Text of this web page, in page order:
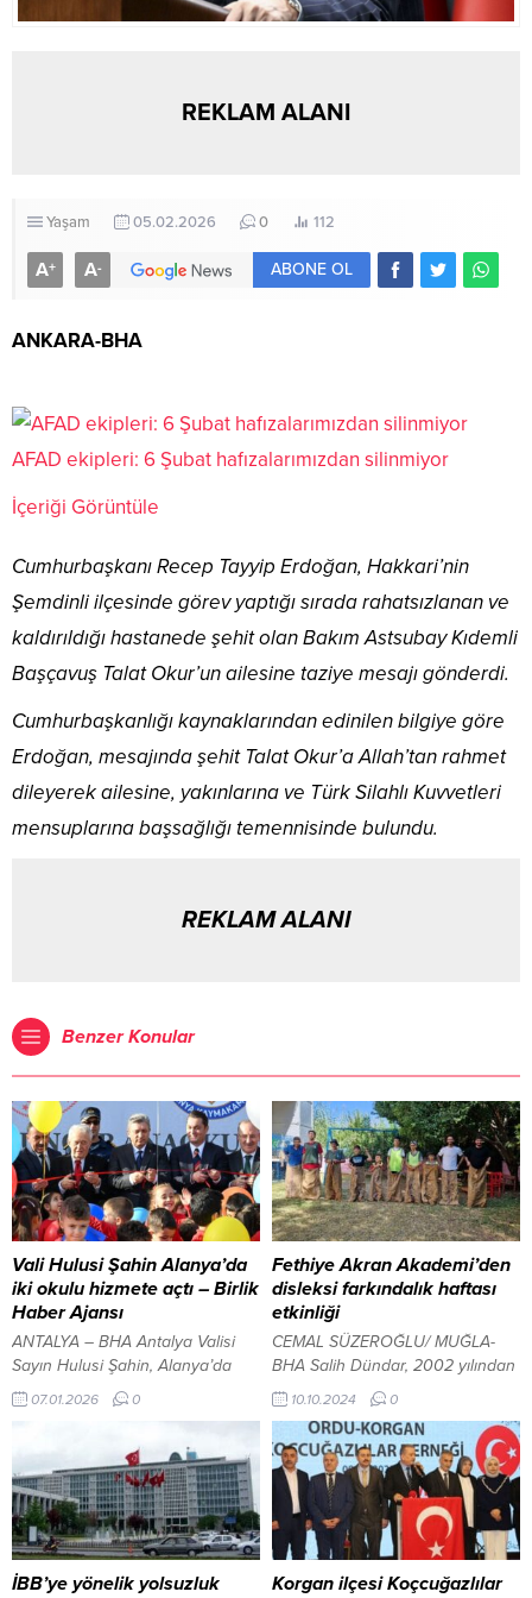
REKLAM ALANI
Yaşam 05.02.2026 0 112
A+ A- ABONE OL
ANKARA-BHA
AFAD ekipleri: 6 Şubat hafızalarımızdan silinmiyor
İçeriği Görüntüle
Cumhurbaşkanı Recep Tayyip Erdoğan, Hakkari’nin
Şemdinli ilçesinde görev yaptığı sırada rahatsızlanan ve
kaldırıldığı hastanede şehit olan Bakım Astsubay Kıdemli
Başçavuş Talat Okur’un ailesine taziye mesajı gönderdi.
Cumhurbaşkanlığı kaynaklarından edinilen bilgiye göre
Erdoğan, mesajında şehit Talat Okur’a Allah’tan rahmet
dileyerek ailesine, yakınlarına ve Türk Silahlı Kuvvetleri
mensuplarına başsağlığı temennisinde bulundu.
REKLAM ALANI
Benzer Konular
Vali Hulusi Şahin Alanya’da
iki okulu hizmete açtı – Birlik
Haber Ajansı
ANTALYA – BHA Antalya Valisi
Sayın Hulusi Şahin, Alanya’da
eğitime kazandırılan iki yeni
okulun açılış törenine katıldı.
tamamlanan okullar, düzenlenen
törenlerle hizmete açıldı. Yanıklar
Özel Eğitim Uygulama Okulu
açıldı MÜSİAD Alanya tarafından
tadilatı yapılarak özel
gereksinimli öğrenciler için
07.01.2026 0
Fethiye Akran Akademi’den
disleksi farkındalık haftası
etkinliği
CEMAL SÜZEROĞLU/ MUĞLA-
BHA Salih Dündar, 2002 yılından
bu yana devlet memurluğunun
ardından özel sektörde de
çalışmalarını sürdürdüğünü
belirterek, disleksiye dikkat çekti.
Dündar, 01-08 Ekim tarihleri
arasında düzenlenen Disleksi
Farkındalık Haftası çerçevesinde
öğrencileriyle bir farkındalık
etkinliği gerçekleştirdiklerini ifade
10.10.2024 0
İBB’ye yönelik yolsuzluk
Korgan ilçesi Koçcuğazlılar